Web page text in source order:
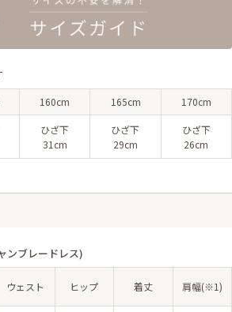
160cm 165cm 170cm
ひざ下
31cm
ひざ下
29cm
ひざ下
26cm
ンブレードレス)
ウェスト ヒップ 着丈 肩幅(※1)